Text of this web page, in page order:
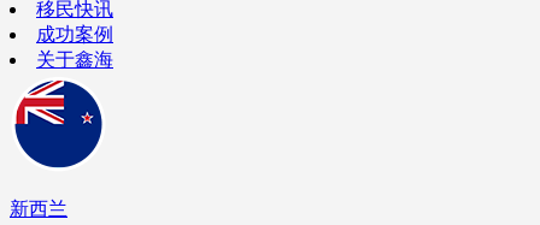
移民快讯
成功案例
关于鑫海
新西兰